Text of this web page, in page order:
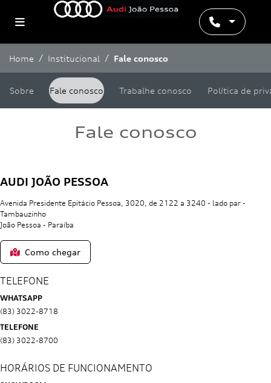
Home Institucional Fale conosco
Sobre Fale conosco Trabalhe conosco Política de
Fale conosco
AUDI JOÃO PESSOA
Avenida Presidente Epitácio Pessoa, 3020, de 2122 a 3240 - lado par -
Tambauzinho
João Pessoa - Paraíba
Como chegar
WHATSAPP
(83) 3022-8718
TELEFONE
(83) 3022-8700
HORÁRIOS DE FUNCIONAMENTO